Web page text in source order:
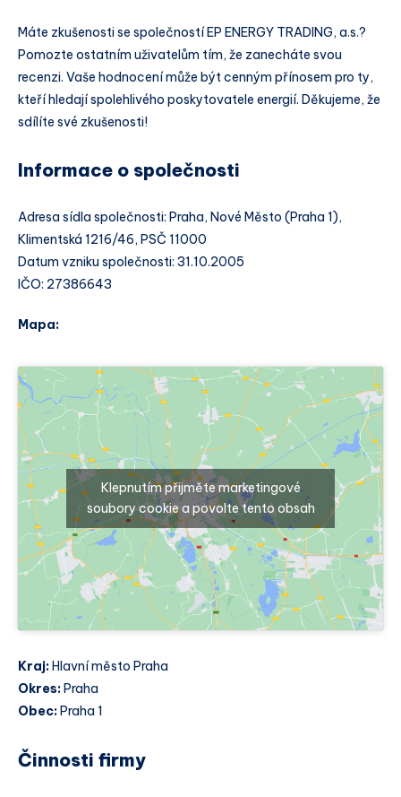
Máte zkušenosti se společností EP ENERGY TRADING, a.s.?
Pomozte ostatním uživatelům tím, že zanecháte svou
recenzi. Vaše hodnocení může být cenným přínosem pro ty,
kteří hledají spolehlivého poskytovatele energií. Děkujeme, že
sdílíte své zkušenosti!
Informace o společnosti
Adresa sídla společnosti: Praha, Nové Město (Praha 1),
Klimentská 1216/46, PSČ 11000
Datum vzniku společnosti: 31.10.2005
IČO: 27386643
Mapa:
Klepnutím přijměte marketingové
soubory cookie a povolte tento obsah
Kraj: Hlavní město Praha
Okres: Praha
Obec: Praha 1
Činnosti firmy